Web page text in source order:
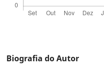
Biografia do Autor